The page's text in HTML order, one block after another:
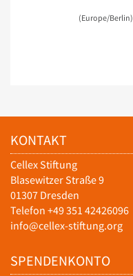
(Europe/Berlin)
KONTAKT
Cellex Stiftung
Blasewitzer Straße 9
01307 Dresden
Telefon +49 351 42426096
info@cellex-stiftung.org
SPENDENKONTO